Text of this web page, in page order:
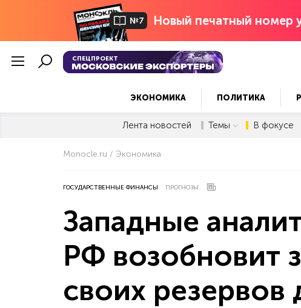
№7 Новый печатный номер
СПЕЦПРОЕКТ
ЭКОНОМИКА ПОЛИТИКА
Лента новостей Темы В фокусе
Monocle.ru Экономика
ГОСУДАРСТВЕННЫЕ ФИНАНСЫ ПРОГНОЗЫ
Западные
РФ возобновит
своих резервов